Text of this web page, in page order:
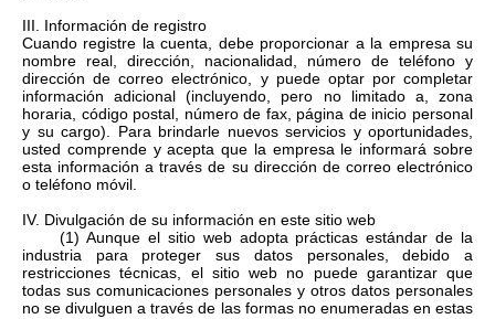
III. Información de registro
Cuando registre la cuenta, debe proporcionar a la empresa su
nombre real, dirección, nacionalidad, número de teléfono y
dirección de correo electrónico, y puede optar por completar
información adicional (incluyendo, pero no limitado a, zona
horaria, código postal, número de fax, página de inicio personal
y su cargo). Para brindarle nuevos servicios y oportunidades,
usted comprende y acepta que la empresa le informará sobre
esta información a través de su dirección de correo electrónico
o teléfono móvil.
IV. Divulgación de su información en este sitio web
(1) Aunque el sitio web adopta prácticas estándar de la
industria para proteger sus datos personales, debido a
restricciones técnicas, el sitio web no puede garantizar que
todas sus comunicaciones personales y otros datos personales
no se divulguen a través de las formas no enumeradas en estas